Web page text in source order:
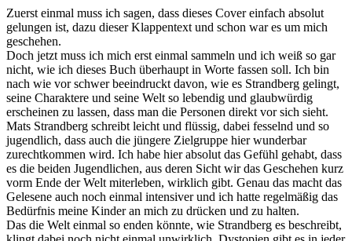
Zuerst einmal muss ich sagen, dass dieses Cover einfach absolut
gelungen ist, dazu dieser Klappentext und schon war es um mich
geschehen.
Doch jetzt muss ich mich erst einmal sammeln und ich weiß so gar
nicht, wie ich dieses Buch überhaupt in Worte fassen soll. Ich bin
nach wie vor schwer beeindruckt davon, wie es Strandberg gelingt,
seine Charaktere und seine Welt so lebendig und glaubwürdig
erscheinen zu lassen, dass man die Personen direkt vor sich sieht.
Mats Strandberg schreibt leicht und flüssig, dabei fesselnd und so
jugendlich, dass auch die jüngere Zielgruppe hier wunderbar
zurechtkommen wird. Ich habe hier absolut das Gefühl gehabt, dass
es die beiden Jugendlichen, aus deren Sicht wir das Geschehen kurz
vorm Ende der Welt miterleben, wirklich gibt. Genau das macht das
Gelesene auch noch einmal intensiver und ich hatte regelmäßig das
Bedürfnis meine Kinder an mich zu drücken und zu halten.
Das die Welt einmal so enden könnte, wie Strandberg es beschreibt,